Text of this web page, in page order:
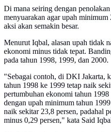
Di mana seiring dengan
menyuarakan agar upah
aksi akan semakin besar.
Menurut Iqbal, alasan upah tidak
ekonomi minus tidak tepat.
pada tahun 1998, 1999, dan 2000.
"Sebagai contoh, di DKI Jakarta,
tahun 1998 ke 1999 tetap naik
pertumbuhan ekonomi tahun
dengan upah minimum tahun
naik sekitar 23,8 persen, padahal
minus 0,29 persen," kata Said